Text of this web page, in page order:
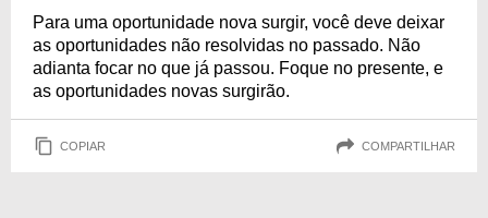
Para uma oportunidade nova surgir, você deve deixar
as oportunidades não resolvidas no passado. Não
adianta focar no que já passou. Foque no presente, e
as oportunidades novas surgirão.
COPIAR COMPARTILHAR